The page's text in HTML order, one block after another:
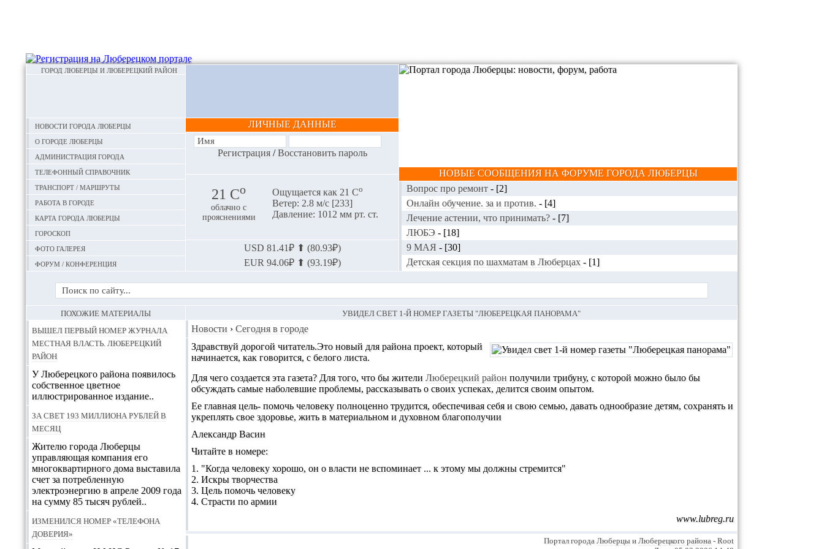
ГОРОД ЛЮБЕРЦЫ И ЛЮБЕРЕЦКИЙ РАЙОН
Новости города Люберцы
О городе Люберцы
Администрация города
Телефонный справочник
Транспорт / маршруты
Работа в городе
Карта города Люберцы
Гороскоп
Фото галерея
Форум / конференция
ЛИЧНЫЕ ДАННЫЕ
Регистрация/Восстановить пароль
21 Сo
облачно с
прояснениями
Ощущается как 21 Сo
Ветер: 2.8 м/с [233]
Давление: 1012 мм рт. ст.
USD 81.41₽ ⬆ (80.93₽)
EUR 94.06₽ ⬆ (93.19₽)
НОВЫЕ СООБЩЕНИЯ НА ФОРУМЕ ГОРОДА ЛЮБЕРЦЫ
Вопрос про ремонт - [2]
Онлайн обучение. за и против. - [4]
Лечение астении, что принимать? - [7]
ЛЮБЭ - [18]
9 МАЯ - [30]
Детская секция по шахматам в Люберцах - [1]
УВИДЕЛ СВЕТ 1-Й НОМЕР ГАЗЕТЫ "ЛЮБЕРЕЦКАЯ ПАНОРАМА"
Новости › Сегодня в городе
Здравствуй дорогой читатель.Это новый для района проект, который
начинается, как говорится, с белого листа.
Для чего создается эта газета? Для того, что бы жители Люберецкий район получили трибуну, с которой можно было бы
обсуждать самые наболевшие проблемы, рассказывать о своих успеках, делится своим опытом.
Ее главная цель- помочь человеку полноценно трудится, обеспечивая себя и свою семью, давать однообразие детям, сохранять и
укреплять свое здоровье, жить в материальном и духовном благополучии
Александр Васин
Читайте в номере:
1. "Когда человеку хорошо, он о власти не вспоминает ... к этому мы должны стремится"
2. Искры творчества
3. Цель помочь человеку
4. Страсти по армии
www.lubreg.ru
Портал города Люберцы и Люберецкого района - Root
ПОХОЖИЕ МАТЕРИАЛЫ
Вышел первый номер журнала
Местная власть. Люберецкий
район
У Люберецкого района появилось
собственное цветное
иллюстрированное издание..
За свет 193 миллиона рублей в
месяц
Жителю города Люберцы
управляющая компания его
многоквартирного дома выставила
счет за потребленную
электроэнергию в апреле 2009 года
на сумму 85 тысяч рублей..
Изменился номер «телефона
доверия»